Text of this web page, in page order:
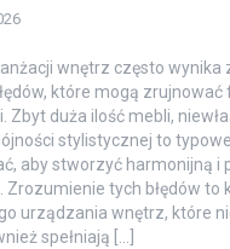
wnętrz często wynika
które mogą
Zbyt duża ilość mebli,
stylistycznej to
aby stworzyć harmonijną i
Zrozumienie tych błędów to
urządzania wnętrz, które
spełniają […]